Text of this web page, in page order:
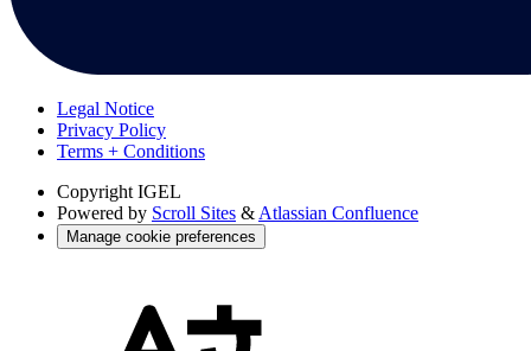
Legal Notice
Privacy Policy
Terms + Conditions
Copyright IGEL
Powered by Scroll Sites & Atlassian Confluence
Manage cookie preferences